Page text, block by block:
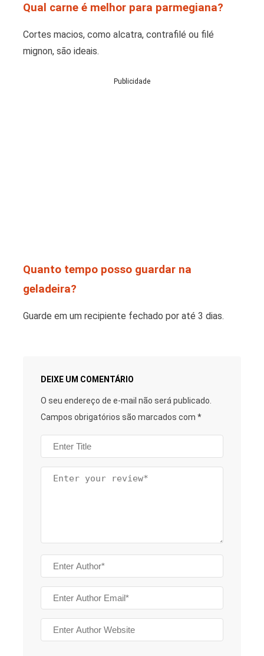
Qual carne é melhor para parmegiana?
Cortes macios, como alcatra, contrafilé ou filé
mignon, são ideais.
Publicidade
Quanto tempo posso guardar na
geladeira?
Guarde em um recipiente fechado por até 3 dias.
DEIXE UM COMENTÁRIO
O seu endereço de e-mail não será publicado.
Campos obrigatórios são marcados com *